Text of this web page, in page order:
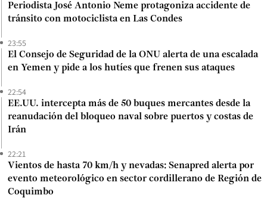
Periodista José Antonio Neme protagoniza accidente de
tránsito con motociclista en Las Condes
23:55
El Consejo de Seguridad de la ONU alerta de una escalada
en Yemen y pide a los hutíes que frenen sus ataques
22:54
EE.UU. intercepta más de 50 buques mercantes desde la
reanudación del bloqueo naval sobre puertos y costas de
Irán
22:21
Vientos de hasta 70 km/h y nevadas: Senapred alerta por
evento meteorológico en sector cordillerano de Región de
Coquimbo